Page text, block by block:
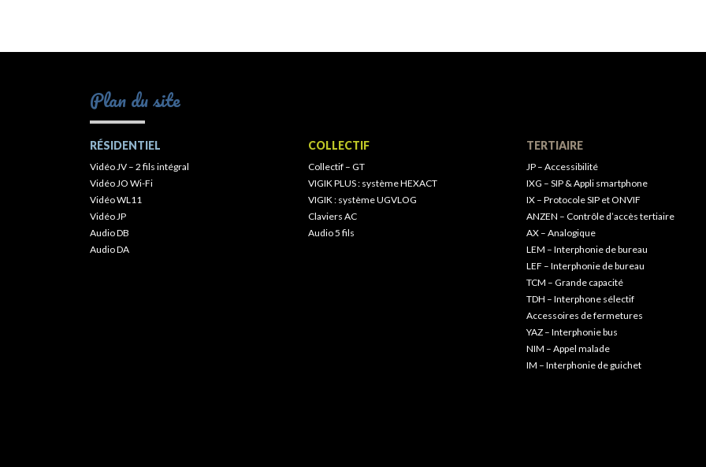
Plan du site
RÉSIDENTIEL
Vidéo JV – 2 fils intégral
Vidéo JO Wi-Fi
Vidéo WL11
Vidéo JP
Audio DB
Audio DA
COLLECTIF
Collectif – GT
VIGIK PLUS : système HEXACT
VIGIK : système UGVLOG
Claviers AC
Audio 5 fils
TERTIAIRE
JP – Accessibilité
IXG – SIP & Appli smartphone
IX – Protocole SIP et ONVIF
ANZEN – Contrôle d’accès tertiaire
AX – Analogique
LEM – Interphonie de bureau
LEF – Interphonie de bureau
TCM – Grande capacité
TDH – Interphone sélectif
Accessoires de fermetures
YAZ – Interphonie bus
NIM – Appel malade
IM – Interphonie de guichet